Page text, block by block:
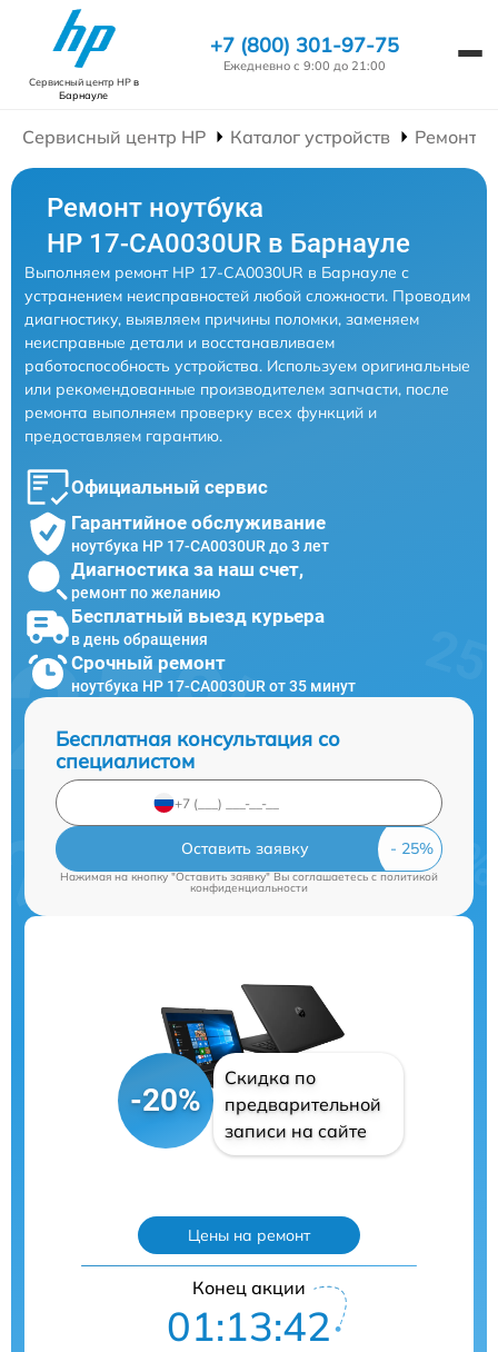
Сервисный центр HPв
Барнауле
+7 (800) 301-97-75
Ежедневно с 9:00 до 21:00
Сервисный центр HP Каталог устройств Ремонт
Ремонт ноутбука
HP 17-CA0030UR в Барнауле
Выполняем ремонт HP 17-CA0030UR в Барнауле с
устранением неисправностей любой сложности. Проводим
диагностику, выявляем причины поломки, заменяем
неисправные детали и восстанавливаем
работоспособность устройства. Используем оригинальные
или рекомендованные производителем запчасти, после
ремонта выполняем проверку всех функций и
предоставляем гарантию.
Официальный сервис
Гарантийное обслуживание
ноутбука HP 17-CA0030UR до 3 лет
Диагностика за наш счет,
ремонт по желанию
Бесплатный выезд курьера
в день обращения
Срочный ремонт
ноутбука HP 17-CA0030UR от 35 минут
Бесплатная консультация со
специалистом
Оставить заявку
Нажимая на кнопку "Оставить заявку" Вы соглашаетесь cполитикой
конфиденциальности
-20%
Скидка по
предварительной
записи на сайте
Цены на ремонт
Конец акции
01:13:41